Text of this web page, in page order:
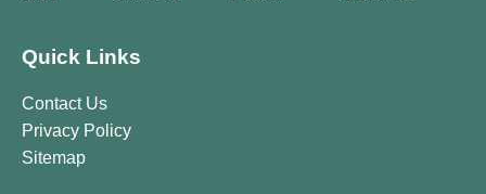
Quick Links
Contact Us
Privacy Policy
Sitemap